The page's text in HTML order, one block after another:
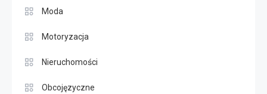
Moda
Motoryzacja
Nieruchomości
Obcojęzyczne